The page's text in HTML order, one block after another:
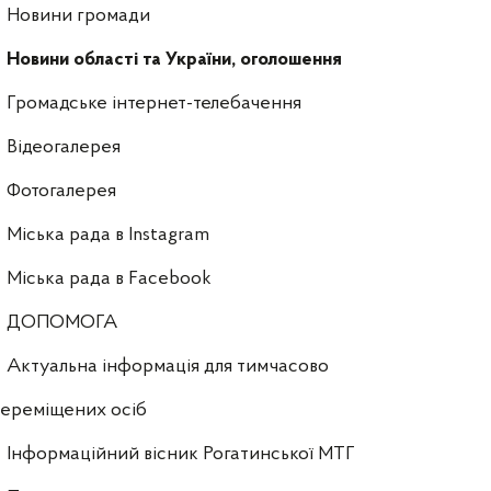
Новини громади
Новини області та України, оголошення
Громадське інтернет-телебачення
Відеогалерея
Фотогалерея
Міська рада в Instagram
Міська рада в Facebook
ДОПОМОГА
Актуальна інформація для тимчасово
осіб
Інформаційний вісник Рогатинської МТГ